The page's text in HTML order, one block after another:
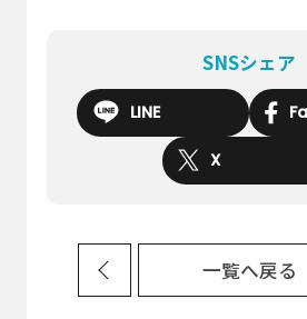
SNSシェア
LINE
X
一覧へ戻る